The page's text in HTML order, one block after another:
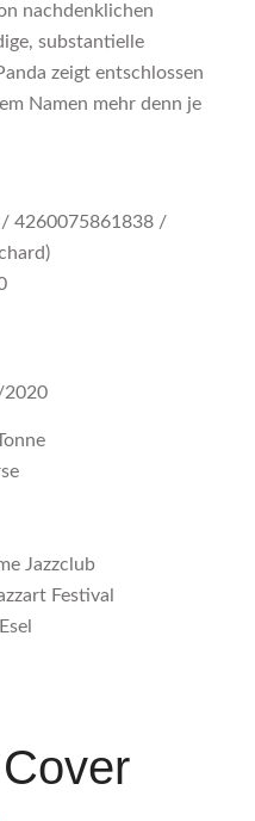
nachdenklichen
substantielle
zeigt entschlossen
Namen mehr denn je
/ 4260075861838 /
2020
Jazzclub
Festival